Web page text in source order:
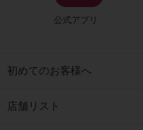
公式アプリ
初めてのお客様へ
店舗リスト